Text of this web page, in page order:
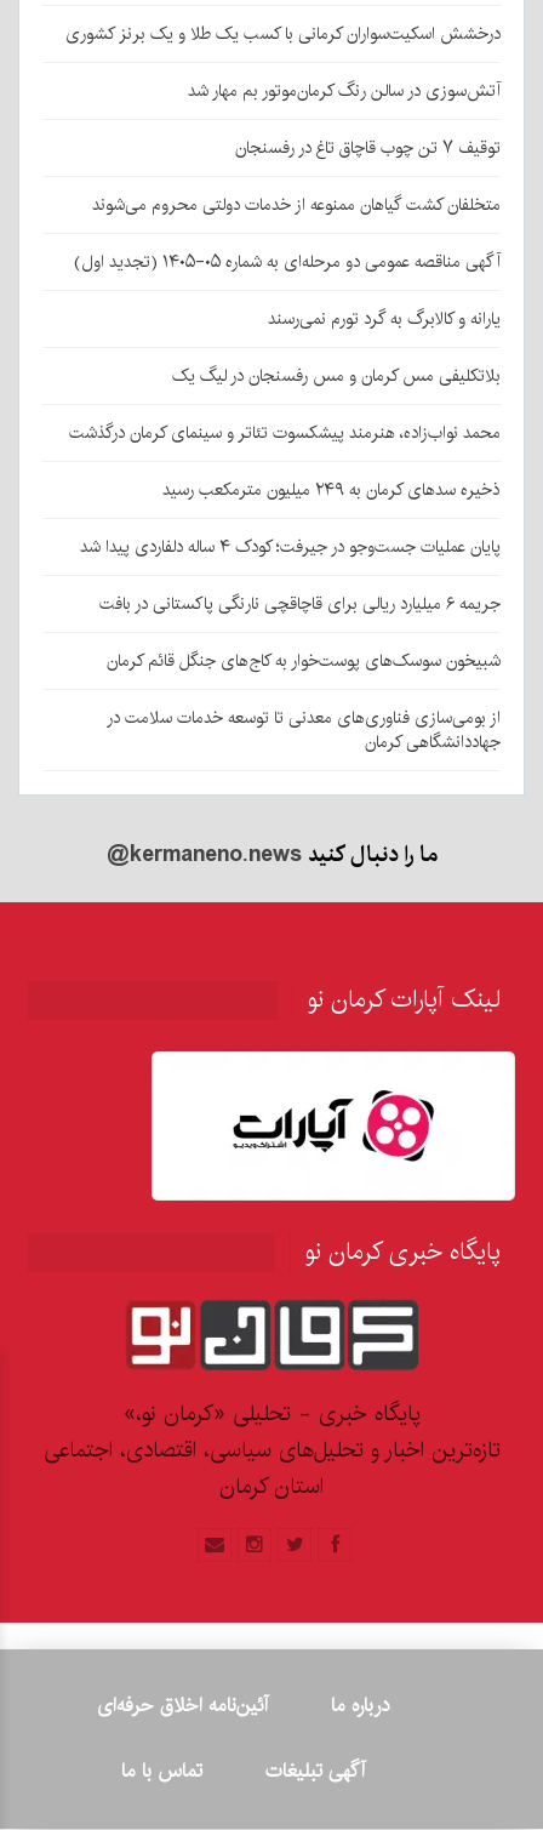
درخشش اسکیت‌سواران کرمانی با کسب یک طلا و یک برنز کشوری
آتش‌سوزی در سالن رنگ کرمان‌موتور بم مهار شد
توقیف ۷ تن چوب قاچاق تاغ در رفسنجان
متخلفان کشت گیاهان ممنوعه از خدمات دولتی محروم می‌شوند
آگهی مناقصه عمومی دو مرحله‌ای به شماره ۰۵-۱۴۰۵ (تجدید اول)
یارانه و کالابرگ به گرد تورم نمی‌رسند
بلاتکلیفی مس کرمان و مس رفسنجان در لیگ یک
محمد نواب‌زاده، هنرمند پیشکسوت تئاتر و سینمای کرمان درگذشت
ذخیره سدهای کرمان به ۲۴۹ میلیون مترمکعب رسید
پایان عملیات جست‌وجو در جیرفت؛ کودک ۴ ساله دلفاردی پیدا شد
جریمه ۶ میلیارد ریالی برای قاچاقچی نارنگی پاکستانی در بافت
شبیخون سوسک‌های پوست‌خوار به کاج‌های جنگل قائم کرمان
از بومی‌سازی فناوری‌های معدنی تا توسعه خدمات سلامت در
جهاددانشگاهی کرمان
ما را دنبال کنید@kermaneno.news
لینک آپارات کرمان نو
پایگاه خبری کرمان نو
پایگاه خبری - تحلیلی «کرمان نو،»
تازه‌ترین اخبار و تحلیل‌های سیاسی، اقتصادی، اجتماعی
استان کرمان
درباره ما
آئین‌نامه اخلاق حرفه‌ای
آگهی تبلیغات
تماس با ما